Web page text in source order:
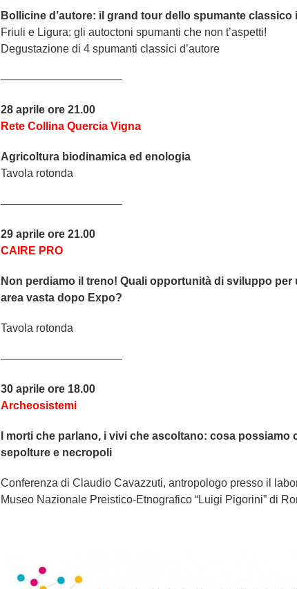
Bollicine d’autore: il grand tour dello spumante classico
Friuli e Ligura: gli autoctoni spumanti che non t’aspetti!
Degustazione di 4 spumanti classici d’autore
———————————
28 aprile ore 21.00
Rete Collina Quercia Vigna
Agricoltura biodinamica ed enologia
Tavola rotonda
———————————
29 aprile ore 21.00
CAIRE PRO
Non perdiamo il treno! Quali opportunità di sviluppo
area vasta dopo Expo?
Tavola rotonda
———————————
30 aprile ore 18.00
Archeosistemi
I morti che parlano, i vivi che ascoltano: cosa
sepolture e necropoli
Conferenza di Claudio Cavazzuti, antropologo presso il
Museo Nazionale Preistico-Etnografico “Luigi Pigorini” di